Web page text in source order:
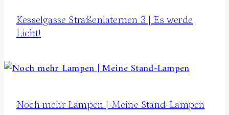
Kesselgasse Straßenlaternen 3 | Es werde
Licht!
Noch mehr Lampen | Meine Stand-Lampen